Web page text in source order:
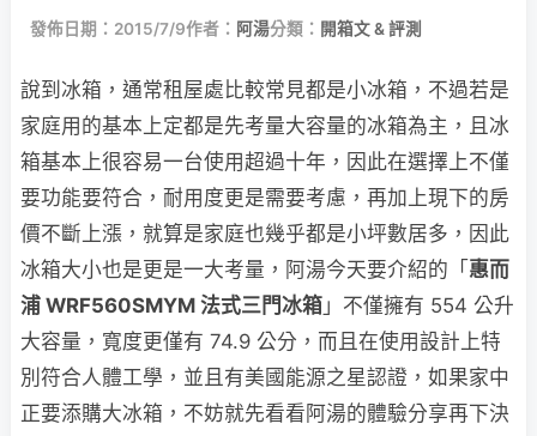
發佈日期：2015/7/9作者： 阿湯分類： 開箱文 & 評測
說到冰箱，通常租屋處比較常見都是小冰箱，不過若是
家庭用的基本上定都是先考量大容量的冰箱為主，且冰
箱基本上很容易一台使用超過十年，因此在選擇上不僅
要功能要符合，耐用度更是需要考慮，再加上現下的房
價不斷上漲，就算是家庭也幾乎都是小坪數居多，因此
冰箱大小也是更是一大考量，阿湯今天要介紹的「 惠而
浦 WRF560SMYM 法式三門冰箱 」不僅擁有 554 公升
大容量，寬度更僅有 74.9 公分，而且在使用設計上特
別符合人體工學，並且有美國能源之星認證，如果家中
正要添購大冰箱，不妨就先看看阿湯的體驗分享再下決